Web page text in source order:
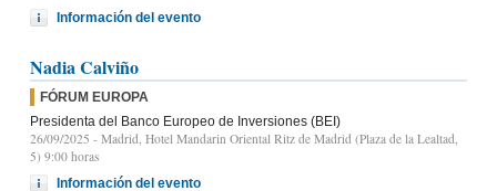
Información del evento
Nadia Calviño
FÓRUM EUROPA
Presidenta del Banco Europeo de Inversiones (BEI)
26/09/2025 - Madrid, Hotel Mandarin Oriental Ritz de Madrid (Plaza de la Lealtad,
5) 9:00 horas
Información del evento